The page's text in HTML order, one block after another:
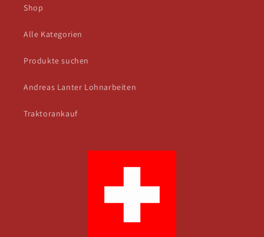
Shop
Alle Kategorien
Produkte suchen
Andreas Lanter Lohnarbeiten
Traktorankauf